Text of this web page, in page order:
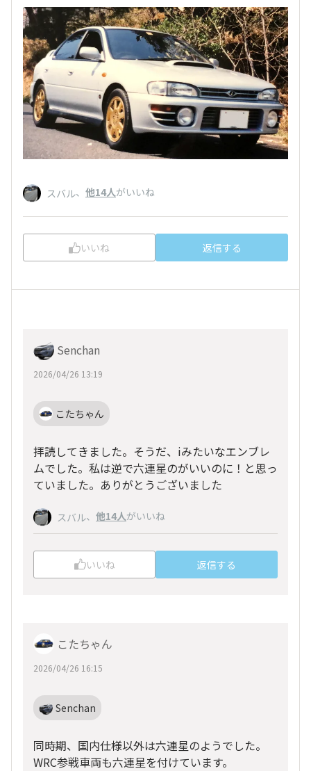
スバル、 他14人がいいね
いいね 返信する
Senchan
2026/04/26 13:19
こたちゃん
拝読してきました。そうだ、iみたいなエンブレ
ムでした。私は逆で六連星のがいいのに！と思っ
ていました。ありがとうございました
スバル、 他14人がいいね
いいね 返信する
こたちゃん
2026/04/26 16:15
Senchan
同時期、国内仕様以外は六連星のようでした。
WRC参戦車両も六連星を付けています。